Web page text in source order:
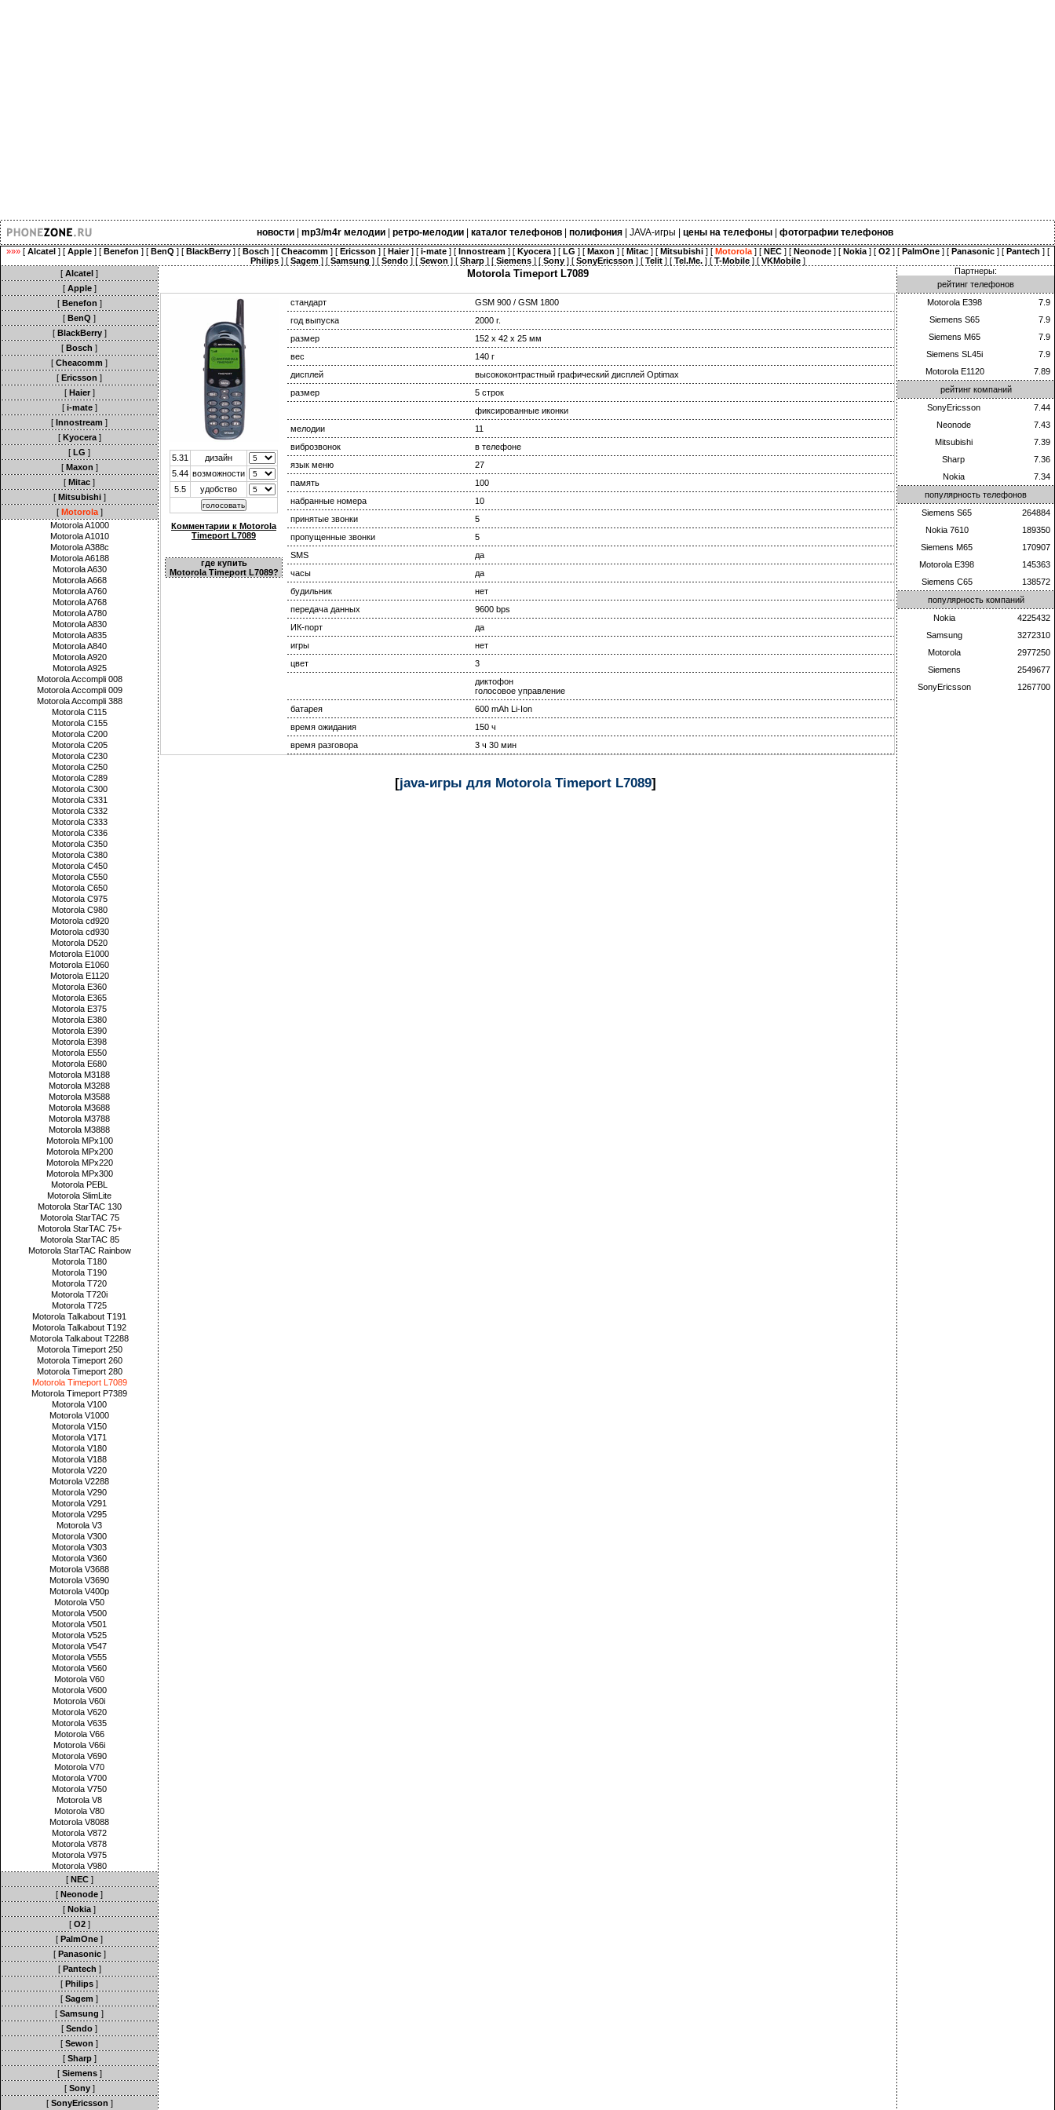
новости| mp3/m4r мелодии| ретро-мелодии| каталог телефонов| полифония| JAVA-игры цены на телефоны| фотографии телефонов
»»»[ Alcatel] [ Apple] [ Benefon ] [ BenQ ] [ BlackBerry] [ Bosch ] [ Cheacomm] [ Ericsson ] [ Haier] [ i-mate] [ Innostream] [ Kyocera] [ LG ] [ Maxon ] [ Mitac] [ Mitsubishi] [ Motorola] [ NEC] [ Neonode] [ Nokia] [ O2] [ PalmOne] [ Panasonic] [ Pantech ] [
Philips] [ Sagem] [ Samsung ] [ Sendo] [ Sewon ] [ Sharp] [ Siemens] [ Sony] [ SonyEricsson ] [ Telit] [ Tel.Me.] [ T-Mobile] [ VKMobile]
[ Alcatel ]
[ Apple]
[ Benefon ]
[ BenQ ]
[ BlackBerry]
[ Bosch ]
[ Cheacomm ]
[ Ericsson ]
[ Haier]
[ i-mate]
[ Innostream ]
[ Kyocera]
[ LG ]
[ Maxon ]
[ Mitac ]
[ Mitsubishi]
[ Motorola]
Motorola A1000
Motorola A1010
Motorola A388c
Motorola A6188
Motorola A630
Motorola A668
Motorola A760
Motorola A768
Motorola A780
Motorola A830
Motorola A835
Motorola A840
Motorola A920
Motorola A925
Motorola Accompli 008
Motorola Accompli 009
Motorola Accompli 388
Motorola C115
Motorola C155
Motorola C200
Motorola C205
Motorola C230
Motorola C250
Motorola C289
Motorola C300
Motorola C331
Motorola C332
Motorola C333
Motorola C336
Motorola C350
Motorola C380
Motorola C450
Motorola C550
Motorola C650
Motorola C975
Motorola C980
Motorola cd920
Motorola cd930
Motorola D520
Motorola E1000
Motorola E1060
Motorola E1120
Motorola E360
Motorola E365
Motorola E375
Motorola E380
Motorola E390
Motorola E398
Motorola E550
Motorola E680
Motorola M3188
Motorola M3288
Motorola M3588
Motorola M3688
Motorola M3788
Motorola M3888
Motorola MPx100
Motorola MPx200
Motorola MPx220
Motorola MPx300
Motorola PEBL
Motorola SlimLite
Motorola StarTAC 130
Motorola StarTAC 75
Motorola StarTAC 75+
Motorola StarTAC 85
Motorola StarTAC Rainbow
Motorola T180
Motorola T190
Motorola T720
Motorola T720i
Motorola T725
Motorola Talkabout T191
Motorola Talkabout T192
Motorola Talkabout T2288
Motorola Timeport 250
Motorola Timeport 260
Motorola Timeport 280
Motorola Timeport L7089
Motorola Timeport P7389
Motorola V100
Motorola V1000
Motorola V150
Motorola V171
Motorola V180
Motorola V188
Motorola V220
Motorola V2288
Motorola V290
Motorola V291
Motorola V295
Motorola V3
Motorola V300
Motorola V303
Motorola V360
Motorola V3688
Motorola V3690
Motorola V400p
Motorola V50
Motorola V500
Motorola V501
Motorola V525
Motorola V547
Motorola V555
Motorola V560
Motorola V60
Motorola V600
Motorola V60i
Motorola V620
Motorola V635
Motorola V66
Motorola V66i
Motorola V690
Motorola V70
Motorola V700
Motorola V750
Motorola V8
Motorola V80
Motorola V8088
Motorola V872
Motorola V878
Motorola V975
Motorola V980
[ NEC]
[ Neonode ]
[ Nokia ]
[ O2]
[ PalmOne ]
[ Panasonic]
[ Pantech ]
[ Philips ]
[ Sagem ]
[ Samsung ]
[ Sendo ]
[ Sewon ]
[ Sharp]
[ Siemens]
[ Sony]
[ SonyEricsson ]
Motorola Timeport L7089
5.31
дизайн
5.44 возможности
5.5
удобство
Комментарии к Motorola
Timeport L7089
где купить
Motorola Timeport L7089?
стандарт
GSM 900 / GSM 1800
год выпуска
2000 г.
размер
152 х 42 х 25 мм
вес
140 г
дисплей
высококонтрастный графический дисплей Optimax
размер
5 строк
фиксированные иконки
мелодии
11
виброзвонок
в телефоне
язык меню
27
память
100
набранные номера
10
принятые звонки
5
пропущенные звонки
5
SMS
да
часы
да
будильник
нет
передача данных
9600 bps
ИК-порт
да
игры
нет
цвет
3
диктофон
голосовое управление
батарея
600 mAh Li-Ion
время ожидания
150 ч
время разговора
3 ч 30 мин
[java-игры для Motorola Timeport L7089]
Партнеры:
рейтинг телефонов
Motorola E398
7.9
Siemens S65
7.9
Siemens M65
7.9
Siemens SL45i
7.9
Motorola E1120
7.89
рейтинг компаний
SonyEricsson
7.44
Neonode
7.43
Mitsubishi
7.39
Sharp
7.36
Nokia
7.34
популярность телефонов
Siemens S65
264884
Nokia 7610
189350
Siemens M65
170907
Motorola E398
145363
Siemens C65
138572
популярность компаний
Nokia
4225432
Samsung
3272310
Motorola
2977250
Siemens
2549677
SonyEricsson
1267700